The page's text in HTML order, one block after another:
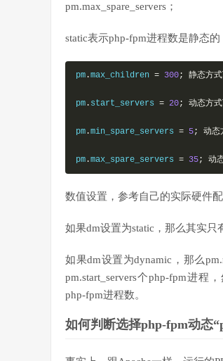
pm.max_spare_servers；
static表示php-fpm进程数是静态
pm .max_children = 300; 静态方
pm . start_servers = 20; 动态方
pm .min_spare_servers = 5; 动态
pm .max_spare_servers = 35; 动
数值设置，参考自己的实际硬件
如果dm设置为static，那么其实只
如果dm设置为dynamic，那么
pm.start_servers个php-fpm进程
php-fpm进程数。
如何判断选择php-fpm动态